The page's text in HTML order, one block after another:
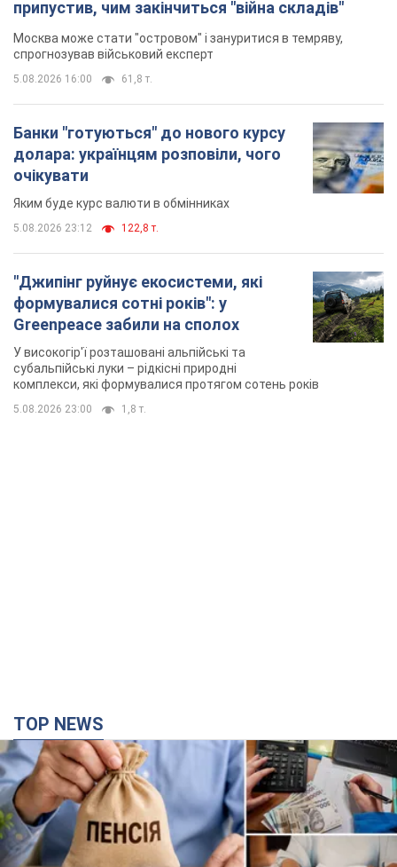
припустив, чим закінчиться "війна складів"
Москва може стати "островом" і зануритися в темряву,
спрогнозував військовий експерт
5.08.2026 16:00 61,8 т.
Банки "готуються" до нового курсу
долара: українцям розповіли, чого
очікувати
Яким буде курс валюти в обмінниках
5.08.2026 23:12 122,8 т.
"Джипінг руйнує екосистеми, які
формувалися сотні років": у
Greenpeace забили на сполох
У високогір'ї розташовані альпійські та
субальпійські луки – рідкісні природні
комплекси, які формувалися протягом сотень років
5.08.2026 23:00 1,8 т.
TOP NEWS